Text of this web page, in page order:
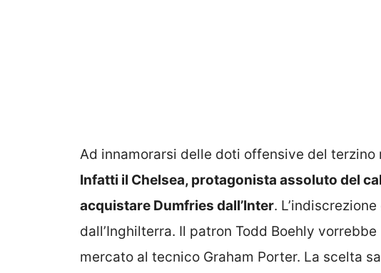
Ad innamorarsi delle doti offensive del terzino
Infatti il Chelsea, protagonista assoluto del
acquistare Dumfries dall’Inter.
dall’Inghilterra. Il patron Todd Boehly
mercato al tecnico Graham Porter. La scelta